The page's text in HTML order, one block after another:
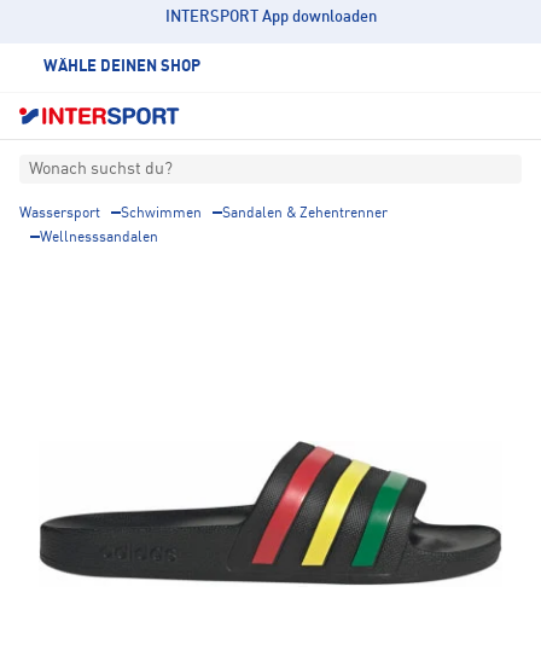
INTERSPORT App downloaden
WÄHLE DEINEN SHOP
Wonach suchst du?
Wassersport Schwimmen
Sandalen & Zehentrenner
Wellnesssandalen